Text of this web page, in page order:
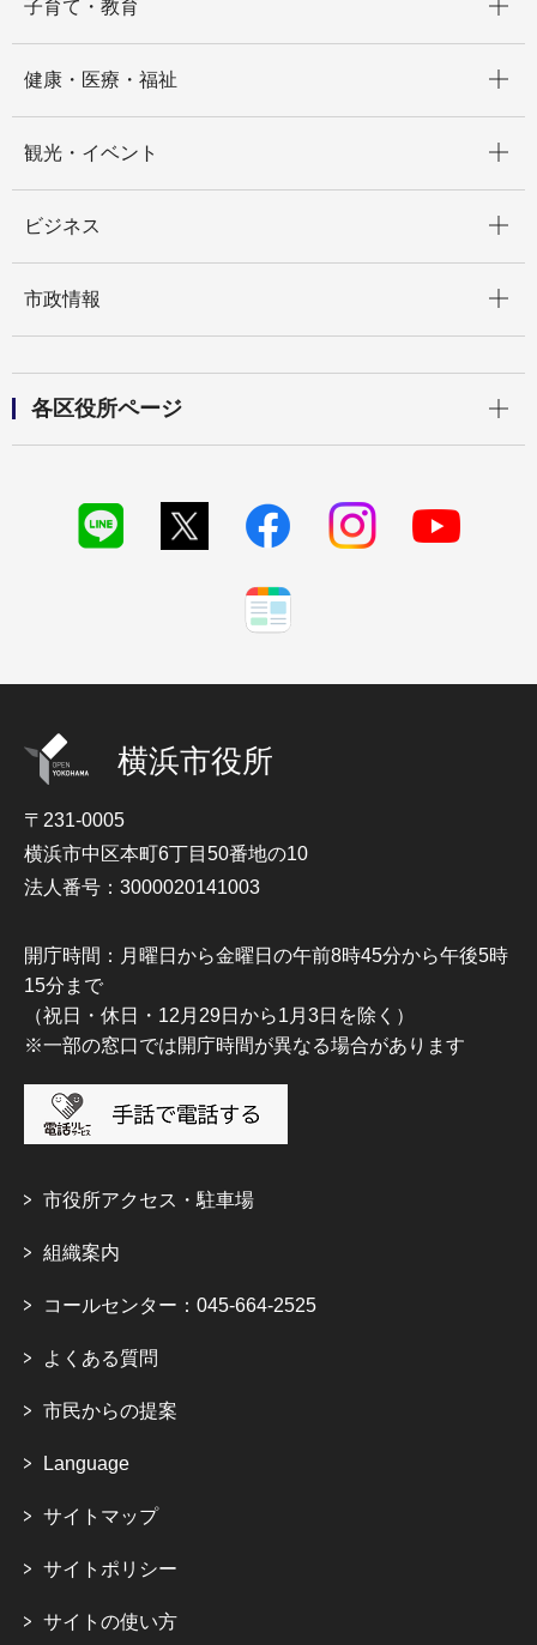
子育て・教育
健康・医療・福祉
観光・イベント
ビジネス
市政情報
各区役所ページ
横浜市役所
〒231-0005
横浜市中区本町6丁目50番地の10
法人番号：3000020141003
開庁時間：月曜日から金曜日の午前8時45分から午後5時
15分まで
（祝日・休日・12月29日から1月3日を除く）
※一部の窓口では開庁時間が異なる場合があります
市役所アクセス・駐車場
組織案内
コールセンター：045-664-2525
よくある質問
市民からの提案
Language
サイトマップ
サイトポリシー
サイトの使い方